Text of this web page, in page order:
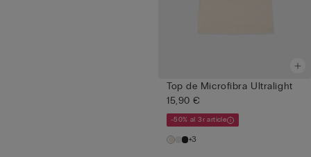
Top de Microfibra Ultralight
15,90 €
-50% al 3r article
+3